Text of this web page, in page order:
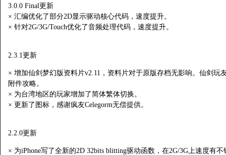
3.0.0 Final更新
× 汇编优化了部分2D显示驱动核心代码，速度提升。
× 针对2G/3G/Touch优化了音频处理代码，速度提升。
2.3.1更新
× 增加仙剑梦幻版资料片v2.11，资料片对于原版存档无影响。仙剑玩
附件攻略。
× 为台湾地区的玩家增加了简体繁体切换。
× 更新了图标，感谢疯友Celegorm无偿提供。
2.2.0更新
× 为iPhone写了全新的2D 32bits blitting驱动函数，在2G/3G上速度有